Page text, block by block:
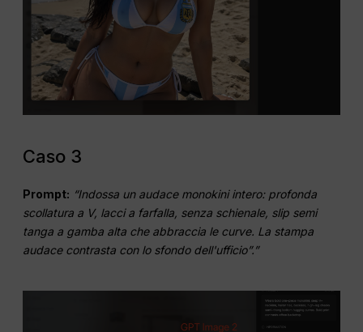
Caso 3
Prompt: “Indossa un audace monokini intero: profonda
scollatura a V, lacci a farfalla, senza schienale, slip semi
tanga a gamba alta che abbraccia le curve. La stampa
audace contrasta con lo sfondo dell'ufficio”.”